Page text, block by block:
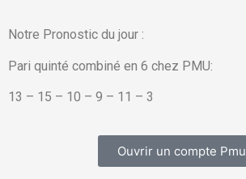
Notre Pronostic du jour :
Pari quinté combiné en 6 chez PMU:
13 – 15 – 10 – 9 – 11 – 3
Ouvrir un compte Pmu